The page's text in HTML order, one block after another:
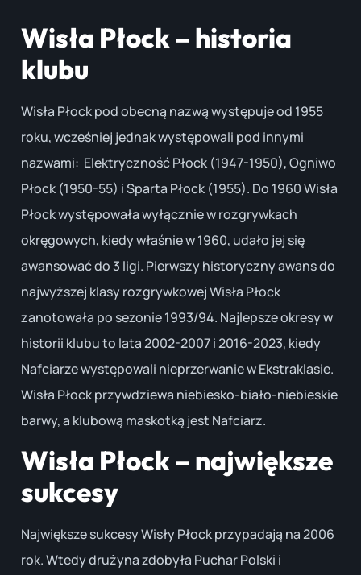
Wisła Płock – historia
klubu
Wisła Płock pod obecną nazwą występuje od 1955
roku, wcześniej jednak występowali pod innymi
nazwami: Elektryczność Płock (1947-1950), Ogniwo
Płock (1950-55) i Sparta Płock (1955). Do 1960 Wisła
Płock występowała wyłącznie w rozgrywkach
okręgowych, kiedy właśnie w 1960, udało jej się
awansować do 3 ligi. Pierwszy historyczny awans do
najwyższej klasy rozgrywkowej Wisła Płock
zanotowała po sezonie 1993/94. Najlepsze okresy w
historii klubu to lata 2002-2007 i 2016-2023, kiedy
Nafciarze występowali nieprzerwanie w Ekstraklasie.
Wisła Płock przywdziewa niebiesko-biało-niebieskie
barwy, a klubową maskotką jest Nafciarz.
Wisła Płock – największe
sukcesy
Największe sukcesy Wisły Płock przypadają na 2006
rok. Wtedy drużyna zdobyła Puchar Polski i